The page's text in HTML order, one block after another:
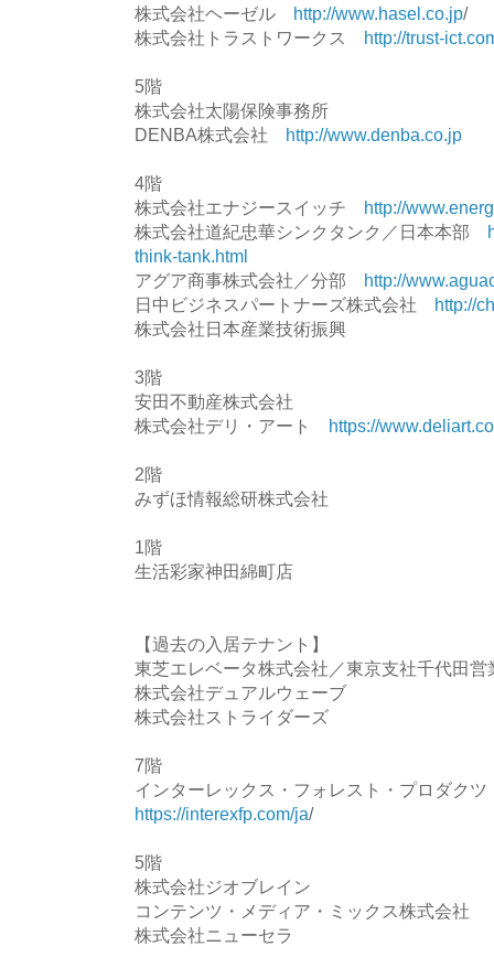
株式会社ヘーゼル http://www.hasel.co.jp/
株式会社トラストワークス http://trust-
5階
株式会社太陽保険事務所
DENBA株式会社 http://www.denba.co.jp
4階
株式会社エナジースイッチ http://
株式会社道紀忠華シンクタンク／日本本部
think-tank.html
アグア商事株式会社／分部 http://
日中ビジネスパートナーズ株式会社 http://
株式会社日本産業技術振興
3階
安田不動産株式会社
株式会社デリ・アート https://
2階
みずほ情報総研株式会社
1階
生活彩家神田綿町店
【過去の入居テナント】
東芝エレベータ株式会社／東京支社千代田営
株式会社デュアルウェーブ
株式会社ストライダーズ
7階
インターレックス・フォレスト・プロダク
https://interexfp.com/ja/
5階
株式会社ジオブレイン
コンテンツ・メディア・ミックス株式会社
株式会社ニューセラ